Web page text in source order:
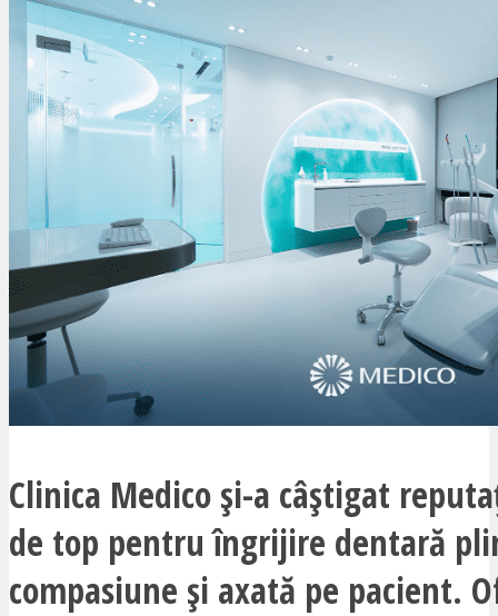
Clinica Medico și-a câștigat
de top pentru îngrijire dentară
compasiune și axată pe pacient.